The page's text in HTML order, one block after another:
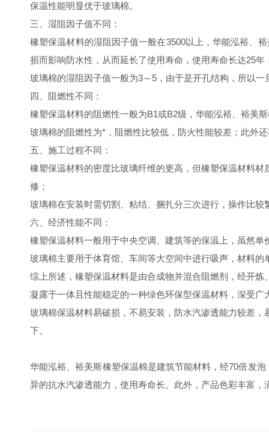
保温性能明显优于玻璃棉。
三、湿阻因子值不同：
橡塑保温材料的湿阻因子值一般在3500以上，华能泓裕、
损而影响防水性，从而延长了使用寿命，使用寿命长达25年
玻璃棉的湿阻因子值一般为3～5，由于是开孔结构，所以
四、阻燃性不同：
橡塑保温材料的阻燃性一般为B1或B2级，华能泓裕、裕美
玻璃棉的阻燃性为*，阻燃性比较低，防火性能较差；此外
五、施工过程不同：
橡塑保温材料的密度比玻璃纤维的更高，但橡塑保温材料
修；
玻璃棉在安装时需切割、粘结、捆扎分三次进行，操作比
六、经济性能不同：
橡塑保温材料一般用于中央空调、建筑等的保温上，虽然
玻璃棉主要用于体育馆、车间等大空间中进行吸声，材料
综上所述，橡塑保温材料是由合成物并混合阻燃剂，经开
凝露于一体且性能稳定的一种绿色环保型保温材料，深受广
玻璃棉保温材料易破损，不易安装，防水汽渗透能力较差
下。
华能泓裕、裕美斯橡塑保温棉是建筑节能材料，经70倍发
异的抗水汽渗透能力，使用寿命长。此外，产品色彩丰富